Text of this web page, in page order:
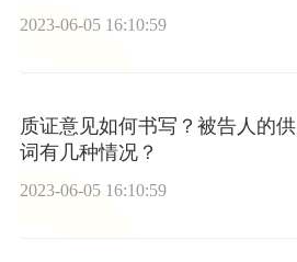
要求是什么？-全球即时看
2023-06-05 16:10:59
质证意见如何书写？被告人的供
词有几种情况？
2023-06-05 16:10:59